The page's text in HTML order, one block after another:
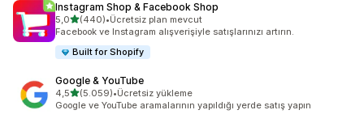
Instagram Shop & Facebook Shop
5,05 yıldız üzerinden
(440)
toplam 440 değerlendirme
•Ücretsiz plan mevcut
Facebook ve Instagram alışverişiyle satışlarınızı artırın.
Built for Shopify
Google & YouTube
4,55 yıldız üzerinden
(5.059)
toplam 5059 değerlendirme
•Ücretsiz yükleme
Google ve YouTube aramalarının yapıldığı yerde satış yapın